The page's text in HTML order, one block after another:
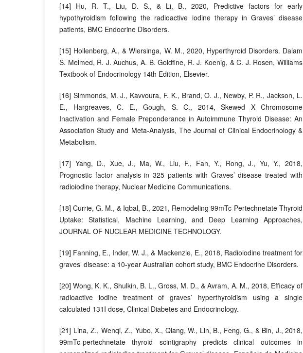
[14] Hu, R. T., Liu, D. S., & Li, B., 2020, Predictive factors for early
hypothyroidism following the radioactive iodine therapy in Graves’ disease
patients, BMC Endocrine Disorders.
[15] Hollenberg, A., & Wiersinga, W. M., 2020, Hyperthyroid Disorders. Dalam
S. Melmed, R. J. Auchus, A. B. Goldfine, R. J. Koenig, & C. J. Rosen, Williams
Textbook of Endocrinology 14th Edition, Elsevier.
[16] Simmonds, M. J., Kavvoura, F. K., Brand, O. J., Newby, P. R., Jackson, L.
E., Hargreaves, C. E., Gough, S. C., 2014, Skewed X Chromosome
Inactivation and Female Preponderance in Autoimmune Thyroid Disease: An
Association Study and Meta-Analysis, The Journal of Clinical Endocrinology &
Metabolism.
[17] Yang, D., Xue, J., Ma, W., Liu, F., Fan, Y., Rong, J., Yu, Y., 2018,
Prognostic factor analysis in 325 patients with Graves’ disease treated with
radioiodine therapy, Nuclear Medicine Communications.
[18] Currie, G. M., & Iqbal, B., 2021, Remodeling 99mTc-Pertechnetate Thyroid
Uptake: Statistical, Machine Learning, and Deep Learning Approaches,
JOURNAL OF NUCLEAR MEDICINE TECHNOLOGY.
[19] Fanning, E., Inder, W. J., & Mackenzie, E., 2018, Radioiodine treatment for
graves’ disease: a 10-year Australian cohort study, BMC Endocrine Disorders.
[20] Wong, K. K., Shulkin, B. L., Gross, M. D., & Avram, A. M., 2018, Efficacy of
radioactive iodine treatment of graves’ hyperthyroidism using a single
calculated 131I dose, Clinical Diabetes and Endocrinology.
[21] Lina, Z., Wenqi, Z., Yubo, X., Qiang, W., Lin, B., Feng, G., & Bin, J., 2018,
99mTc-pertechnetate thyroid scintigraphy predicts clinical outcomes in